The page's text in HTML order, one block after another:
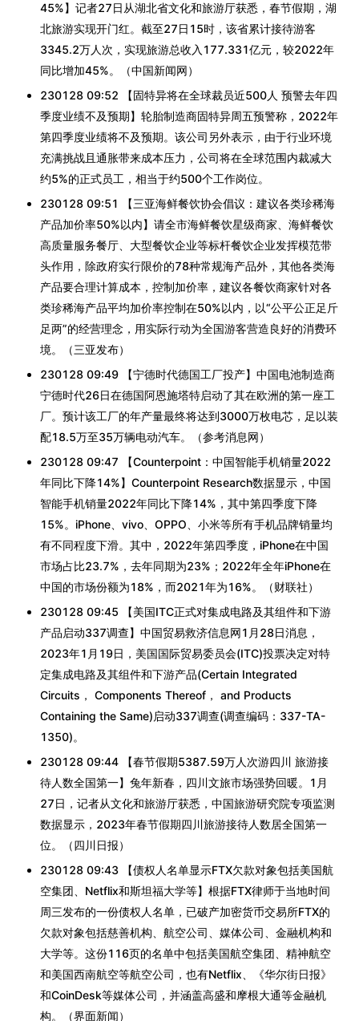
45%】记者27日从湖北省文化和旅游厅获悉，春节假期，湖
北旅游实现开门红。截至27日15时，该省累计接待游客
3345.2万人次，实现旅游总收入177.331亿元，较2022年
同比增加45%。（中国新闻网）
230128 09:52 【固特异将在全球裁员近500人 预警去年四
季度业绩不及预期】轮胎制造商固特异周五预警称，2022年
第四季度业绩将不及预期。该公司另外表示，由于行业环境
充满挑战且通胀带来成本压力，公司将在全球范围内裁减大
约5%的正式员工，相当于约500个工作岗位。
230128 09:51 【三亚海鲜餐饮协会倡议：建议各类珍稀海
产品加价率50%以内】请全市海鲜餐饮星级商家、海鲜餐饮
高质量服务餐厅、大型餐饮企业等标杆餐饮企业发挥模范带
头作用，除政府实行限价的78种常规海产品外，其他各类海
产品要合理计算成本，控制加价率，建议各餐饮商家针对各
类珍稀海产品平均加价率控制在50%以内，以“公平公正足斤
足两”的经营理念，用实际行动为全国游客营造良好的消费环
境。（三亚发布）
230128 09:49 【宁德时代德国工厂投产】中国电池制造商
宁德时代26日在德国阿恩施塔特启动了其在欧洲的第一座工
厂。预计该工厂的年产量最终将达到3000万枚电芯，足以装
配18.5万至35万辆电动汽车。（参考消息网）
230128 09:47 【Counterpoint：中国智能手机销量2022
年同比下降14%】Counterpoint Research数据显示，中国
智能手机销量2022年同比下降14%，其中第四季度下降
15%。iPhone、vivo、OPPO、小米等所有手机品牌销量均
有不同程度下滑。其中，2022年第四季度，iPhone在中国
市场占比23.7%，去年同期为23%；2022年全年iPhone在
中国的市场份额为18%，而2021年为16%。（财联社）
230128 09:45 【美国ITC正式对集成电路及其组件和下游
产品启动337调查】中国贸易救济信息网1月28日消息，
2023年1月19日，美国国际贸易委员会(ITC)投票决定对特
定集成电路及其组件和下游产品(Certain Integrated
Circuits， Components Thereof， and Products
Containing the Same)启动337调查(调查编码：337-TA-
1350)。
230128 09:44 【春节假期5387.59万人次游四川 旅游接
待人数全国第一】兔年新春，四川文旅市场强势回暖。1月
27日，记者从文化和旅游厅获悉，中国旅游研究院专项监测
数据显示，2023年春节假期四川旅游接待人数居全国第一
位。（四川日报）
230128 09:43 【债权人名单显示FTX欠款对象包括美国航
空集团、Netflix和斯坦福大学等】根据FTX律师于当地时间
周三发布的一份债权人名单，已破产加密货币交易所FTX的
欠款对象包括慈善机构、航空公司、媒体公司、金融机构和
大学等。这份116页的名单中包括美国航空集团、精神航空
和美国西南航空等航空公司，也有Netflix、《华尔街日报》
和CoinDesk等媒体公司，并涵盖高盛和摩根大通等金融机
构。（界面新闻）